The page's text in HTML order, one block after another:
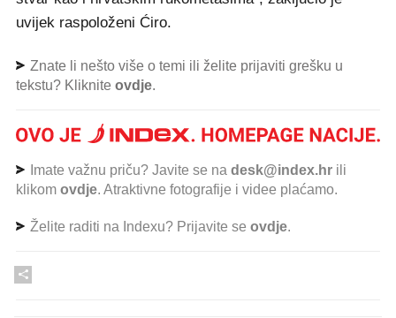
uvijek raspoloženi Ćiro.
Znate li nešto više o temi ili želite prijaviti grešku u
tekstu? Kliknite ovdje.
Imate važnu priču? Javite se na desk@index.hr ili
klikom ovdje. Atraktivne fotografije i videe plaćamo.
Želite raditi na Indexu? Prijavite se ovdje.